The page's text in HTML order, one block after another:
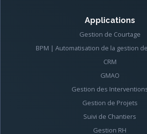
Applications
Gestion de Courtage
BPM | Automatisation de la gestion
CRM
GMAO
Gestion des
Gestion de Projets
Suivi de Chantiers
Gestion RH